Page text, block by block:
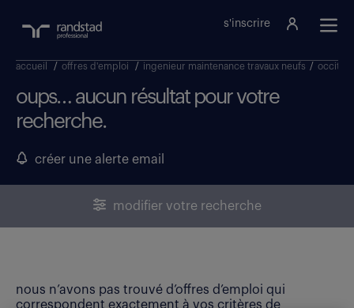
s'inscrire
accueil / offres d'emploi / ingenieur maintenance travaux neufs /
oups… aucun résultat pour votre
recherche.
créer une alerte email
modifier votre recherche
nous n’avons pas trouvé d’offres d’emploi qui
correspondent exactement à vos critères de